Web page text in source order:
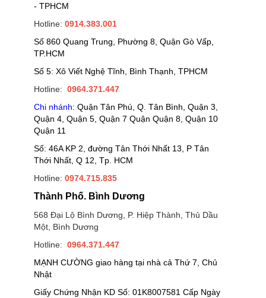
- TPHCM
Hotline: 0914.383.001
Số 860 Quang Trung, Phường 8, Quận Gò Vấp,
TP.HCM
Số 5: Xô Viết Nghệ Tĩnh, Bình Thạnh, TPHCM
Hotline: 0964.371.447
Chi nhánh: Quận Tân Phú, Q. Tân Bình, Quận 3,
Quận 4, Quận 5, Quận 7 Quận Quận 8, Quận 10
Quận 11
Số: 46A KP 2, đường Tân Thới Nhất 13, P Tân
Thới Nhất, Q 12, Tp. HCM
Hotline: 0974.715.835
Thành Phố. Bình Dương
568 Đại Lộ Bình Dương, P. Hiệp Thành, Thủ Dầu
Một, Bình Dương
Hotline: 0964.371.447
MẠNH CƯỜNG giao hàng tại nhà cả Thứ 7, Chủ
Nhật
Giấy Chứng Nhận KD Số: 01K8007581 Cấp Ngày